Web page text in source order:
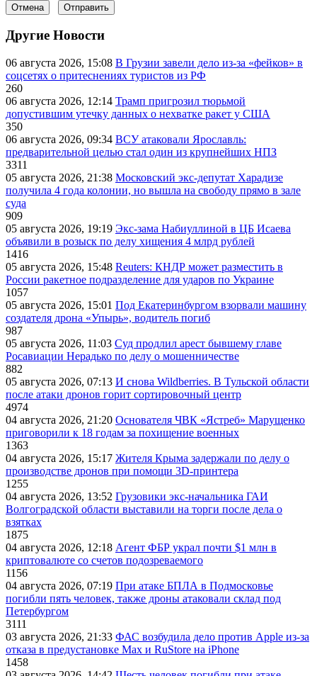
Отмена Отправить
Другие Новости
06 августа 2026, 15:08 В Грузии завели дело из-за «фейков» в
соцсетях о притеснениях туристов из РФ
260
06 августа 2026, 12:14 Трамп пригрозил тюрьмой
допустившим утечку данных о нехватке ракет у США
350
06 августа 2026, 09:34 ВСУ атаковали Ярославль:
предварительной целью стал один из крупнейших НПЗ
3311
05 августа 2026, 21:38 Московский экс-депутат Харадизе
получила 4 года колонии, но вышла на свободу прямо в зале
суда
909
05 августа 2026, 19:19 Экс-зама Набиуллиной в ЦБ Исаева
объявили в розыск по делу хищения 4 млрд рублей
1416
05 августа 2026, 15:48 Reuters: КНДР может разместить в
России ракетное подразделение для ударов по Украине
1057
05 августа 2026, 15:01 Под Екатеринбургом взорвали машину
создателя дрона «Упырь», водитель погиб
987
05 августа 2026, 11:03 Суд продлил арест бывшему главе
Росавиации Нерадько по делу о мошенничестве
882
05 августа 2026, 07:13 И снова Wildberries. В Тульской области
после атаки дронов горит сортировочный центр
4974
04 августа 2026, 21:20 Основателя ЧВК «Ястреб» Марущенко
приговорили к 18 годам за похищение военных
1363
04 августа 2026, 15:17 Жителя Крыма задержали по делу о
производстве дронов при помощи 3D‑принтера
1255
04 августа 2026, 13:52 Грузовики экс-начальника ГАИ
Волгоградской области выставили на торги после дела о
взятках
1875
04 августа 2026, 12:18 Агент ФБР украл почти $1 млн в
криптовалюте со счетов подозреваемого
1156
04 августа 2026, 07:19 При атаке БПЛА в Подмосковье
погибли пять человек, также дроны атаковали склад под
Петербургом
3111
03 августа 2026, 21:33 ФАС возбудила дело против Apple из-за
отказа в предустановке Max и RuStore на iPhone
1458